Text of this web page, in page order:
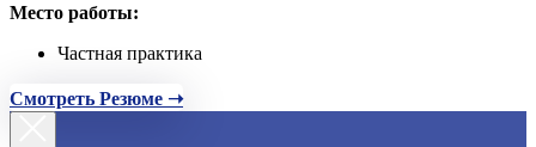
Место работы:
Частная практика
Смотреть Резюме ➝